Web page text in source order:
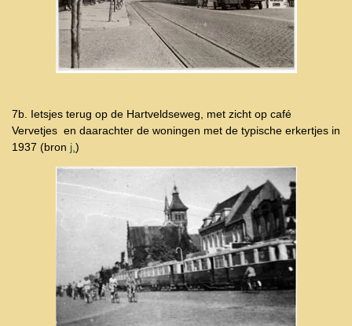
7b. Ietsjes terug op de Hartveldseweg, met zicht op café
Vervetjes en daarachter de woningen met de typische erkertjes in
1937 (bron j. )